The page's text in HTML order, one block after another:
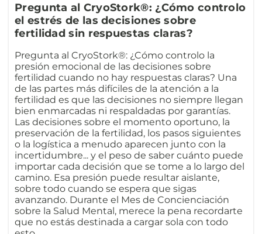
Pregunta al CryoStork®: ¿Cómo controlo
el estrés de las decisiones sobre
fertilidad sin respuestas claras?
Pregunta al CryoStork®: ¿Cómo controlo la
presión emocional de las decisiones sobre
fertilidad cuando no hay respuestas claras? Una
de las partes más difíciles de la atención a la
fertilidad es que las decisiones no siempre llegan
bien enmarcadas ni respaldadas por garantías.
Las decisiones sobre el momento oportuno, la
preservación de la fertilidad, los pasos siguientes
o la logística a menudo aparecen junto con la
incertidumbre... y el peso de saber cuánto puede
importar cada decisión que se tome a lo largo del
camino. Esa presión puede resultar aislante,
sobre todo cuando se espera que sigas
avanzando. Durante el Mes de Concienciación
sobre la Salud Mental, merece la pena recordarte
que no estás destinada a cargar sola con todo